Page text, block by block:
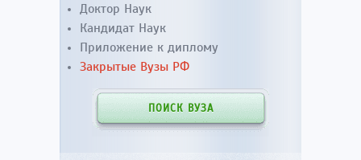
Доктор Наук
Кандидат Наук
Приложение к диплому
Закрытые Вузы РФ
ПОИСК ВУЗА